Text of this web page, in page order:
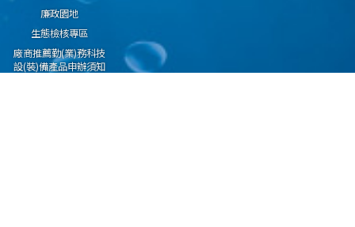
廉政園地
生態檢核專區
廠商推薦勤(業)務科技
設(裝)備產品申辦須知